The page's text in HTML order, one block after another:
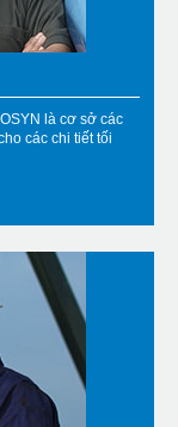
là cơ sở các
các chi tiết tối